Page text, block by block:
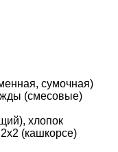
сумочная)
(смесовые)
хлопок
(кашкорсе)